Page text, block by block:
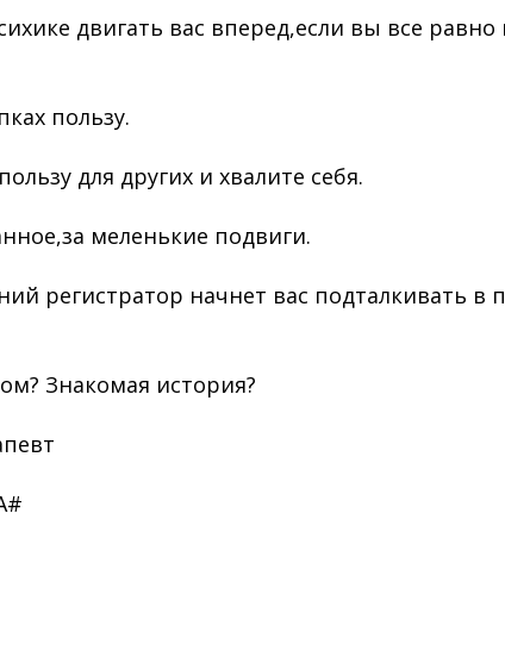
двигать вас вперед,если вы все
пользу.
для других и хвалите себя.
меленькие подвиги.
регистратор начнет вас подталкивать в
Знакомая история?